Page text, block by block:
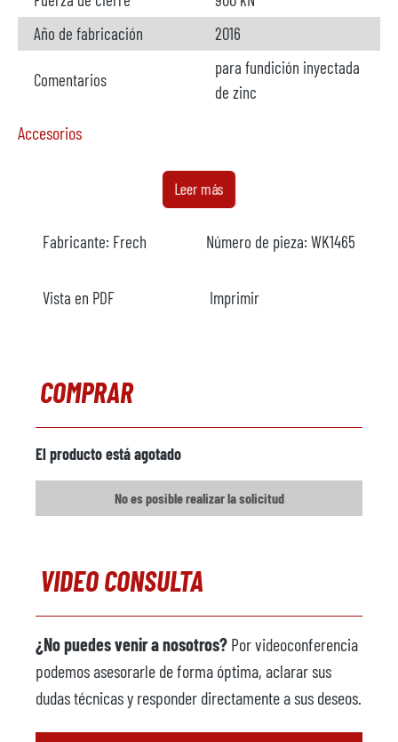
Año de fabricación
2016
Comentarios
para fundición inyectada
de zinc
Accesorios
disponible
Modelo
ZC 80/180
Año
2016
Fabricante
Modelo
Año
Máquina pulverizadora
disponible
Modelo
Año
2016
Dispositivo de detección
de peso
no disponible
Leer más
Fabricante: Frech Número de pieza: WK1465
Vista en PDF Imprimir
COMPRAR
El producto está agotado
No es posible realizar la solicitud
VIDEO CONSULTA
¿No puedes venir a nosotros? Por videoconferencia
podemos asesorarle de forma óptima, aclarar sus
dudas técnicas y responder directamente a sus deseos.